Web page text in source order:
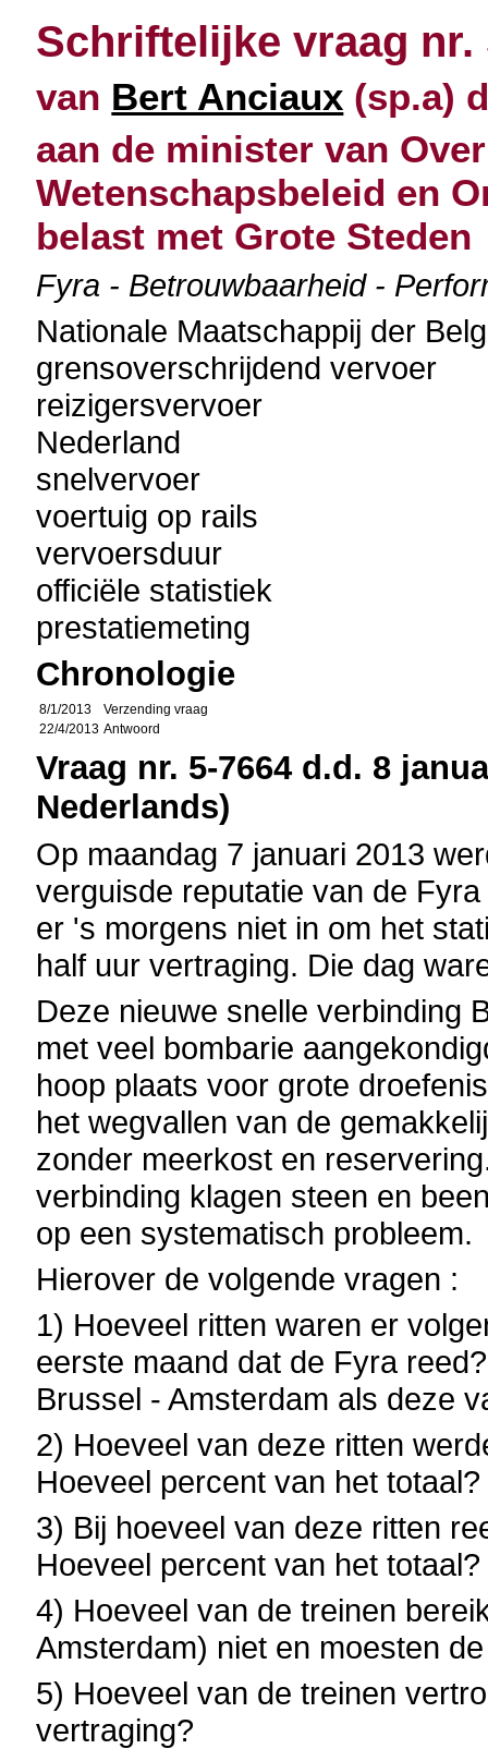
Schriftelijke vraag nr.
van Bert Anciaux (sp.a)
aan de minister van
Wetenschapsbeleid en
belast met Grote Steden
Fyra - Betrouwbaarheid -
Nationale Maatschappij der
grensoverschrijdend vervoer
reizigersvervoer
Nederland
snelvervoer
voertuig op rails
vervoersduur
officiële statistiek
prestatiemeting
Chronologie
8/1/2013
Verzending vraag
22/4/2013 Antwoord
Vraag nr. 5-7664 d.d. 8
Nederlands)
Op maandag 7 januari 2013
verguisde reputatie van de
er 's morgens niet in om het
half uur vertraging. Die dag
Deze nieuwe snelle verbinding
met veel bombarie
hoop plaats voor grote
het wegvallen van de
zonder meerkost en
verbinding klagen steen en
op een systematisch probleem.
Hierover de volgende vragen :
1) Hoeveel ritten waren er
eerste maand dat de Fyra
Brussel - Amsterdam als deze
2) Hoeveel van deze ritten
Hoeveel percent van het totaal?
3) Bij hoeveel van deze ritten
Hoeveel percent van het totaal?
4) Hoeveel van de treinen
Amsterdam) niet en moesten
5) Hoeveel van de treinen
vertraging?